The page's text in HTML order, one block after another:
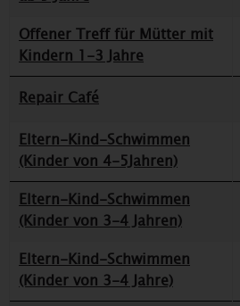
Offener Treff für Mütter mit
Kindern 1-3 Jahre
Repair Café
Eltern-Kind-Schwimmen
(Kinder von 4-5Jahren)
Eltern-Kind-Schwimmen
(Kinder von 3-4 Jahren)
Eltern-Kind-Schwimmen
(Kinder von 3-4 Jahre)